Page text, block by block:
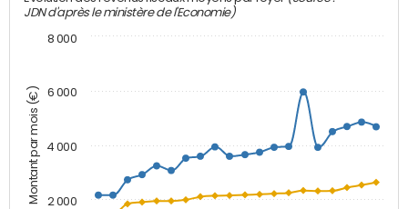
Montant par mois (€)
JDN d'après le ministère de l'Economie)
2 000
4 000
6 000
8 000